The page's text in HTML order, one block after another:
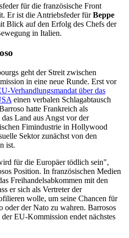
für die französische Front
Er ist die Antriebsfeder fürBeppe
Blick auf den Erfolg des Chefs der
in Italien.
geht der Streit zwischen
in eine neue Runde. Erst vor
Verhandlungsmandat über das
einen verbalen Schlagabtausch
hatte Frankreich als
Land aus Angst vor der
Fimindustrie in Hollywood
Sektor zunächst von den
ist.
für die Europäer tödlich sein",
Position. In französischen Medien
Freihandelsabkommen mit den
er sich als Vertreter der
wolle, um seine Chancen für
oder der Nato zu wahren. Barrosos
EU-Kommission endet nächstes